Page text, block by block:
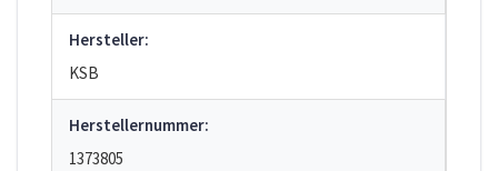
Hersteller:
KSB
Herstellernummer:
1373805